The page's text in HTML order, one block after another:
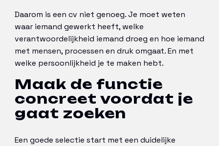
Daarom is een cv niet genoeg. Je moet weten
waar iemand gewerkt heeft, welke
verantwoordelijkheid iemand droeg en hoe iemand
met mensen, processen en druk omgaat. En met
welke persoonlijkheid je te maken hebt.
Maak de functie
concreet voordat je
gaat zoeken
Een goede selectie start met een duidelijke